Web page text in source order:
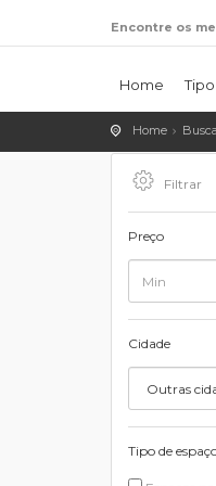
Encontre os
Home
Home
Filtrar
Preço
Cidade
Tipo de